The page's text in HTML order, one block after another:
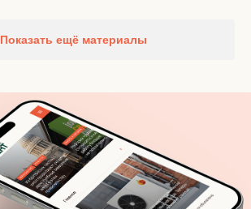
Показать ещё материалы